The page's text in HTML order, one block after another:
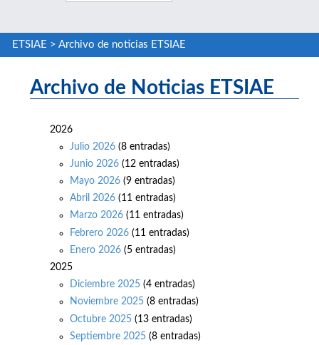
ETSIAE > Archivo de noticias ETSIAE
Archivo de Noticias ETSIAE
2026
Julio 2026 (8 entradas)
Junio 2026 (12 entradas)
Mayo 2026 (9 entradas)
Abril 2026 (11 entradas)
Marzo 2026 (11 entradas)
Febrero 2026 (11 entradas)
Enero 2026 (5 entradas)
2025
Diciembre 2025 (4 entradas)
Noviembre 2025 (8 entradas)
Octubre 2025 (13 entradas)
Septiembre 2025 (8 entradas)